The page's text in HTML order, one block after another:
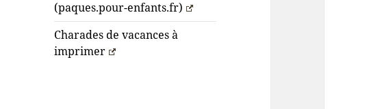
(paques.pour-enfants.fr)
Charades de vacances à
imprimer